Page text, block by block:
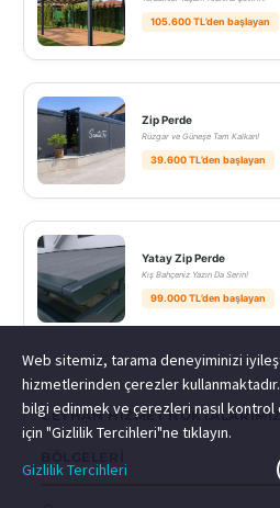
105.600 TL’den başlayan
Zip Perde
Rüzgar ve Güneşe Tam Kalkan!
39.600 TL’den başlayan
Yatay Zip Perde
Kış Bahçeniz Yazın Da Serin!
99.000 TL’den başlayan
CEYHAN HIZMET
Web sitemiz, tarama deneyiminizi
hizmetlerinden çerezler
bilgi edinmek ve çerezleri nasıl
için "Gizlilik Tercihleri"ne tıklayın.
Gizlilik Tercihleri